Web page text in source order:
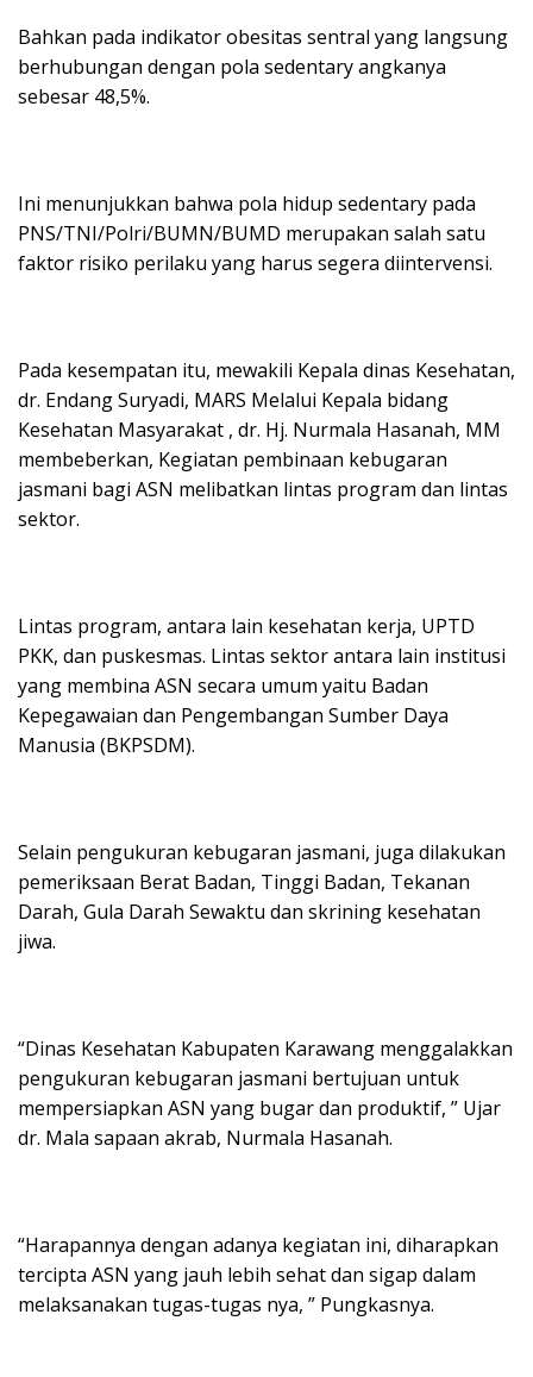
Bahkan pada indikator obesitas sentral yang langsung
berhubungan dengan pola sedentary angkanya
sebesar 48,5%.
Ini menunjukkan bahwa pola hidup sedentary pada
PNS/TNI/Polri/BUMN/BUMD merupakan salah satu
faktor risiko perilaku yang harus segera diintervensi.
Pada kesempatan itu, mewakili Kepala dinas Kesehatan,
dr. Endang Suryadi, MARS Melalui Kepala bidang
Kesehatan Masyarakat , dr. Hj. Nurmala Hasanah, MM
membeberkan, Kegiatan pembinaan kebugaran
jasmani bagi ASN melibatkan lintas program dan lintas
sektor.
Lintas program, antara lain kesehatan kerja, UPTD
PKK, dan puskesmas. Lintas sektor antara lain institusi
yang membina ASN secara umum yaitu Badan
Kepegawaian dan Pengembangan Sumber Daya
Manusia (BKPSDM).
Selain pengukuran kebugaran jasmani, juga dilakukan
pemeriksaan Berat Badan, Tinggi Badan, Tekanan
Darah, Gula Darah Sewaktu dan skrining kesehatan
jiwa.
“Dinas Kesehatan Kabupaten Karawang menggalakkan
pengukuran kebugaran jasmani bertujuan untuk
mempersiapkan ASN yang bugar dan produktif, ” Ujar
dr. Mala sapaan akrab, Nurmala Hasanah.
“Harapannya dengan adanya kegiatan ini, diharapkan
tercipta ASN yang jauh lebih sehat dan sigap dalam
melaksanakan tugas-tugas nya, ” Pungkasnya.